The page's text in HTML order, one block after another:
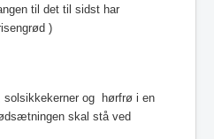
til det til sidst har
)
solsikkekerner og hørfrø i en
skal stå ved